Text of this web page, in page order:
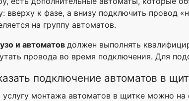
вверху к фазе, а внизу подключить провод
на группу автоматов.
и автоматов должен выполнять
провода во время подключения. Для
подключение автоматов в
услугу монтажа автоматов в щитке можно на